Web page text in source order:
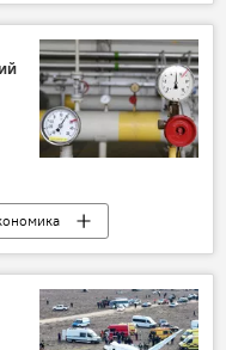
Футбол